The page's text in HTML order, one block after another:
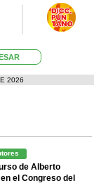
2026
de Alberto
el Congreso del